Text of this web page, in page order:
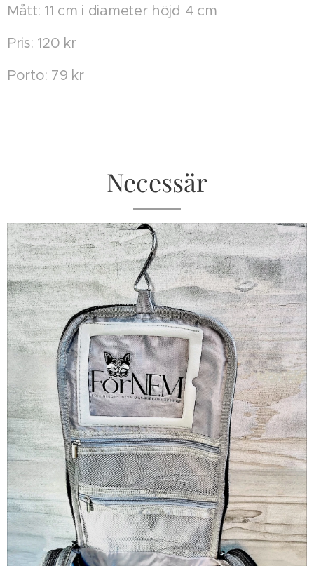
Mått: 11 cm i diameter höjd 4 cm
Pris: 120 kr
Porto: 79 kr
Necessär